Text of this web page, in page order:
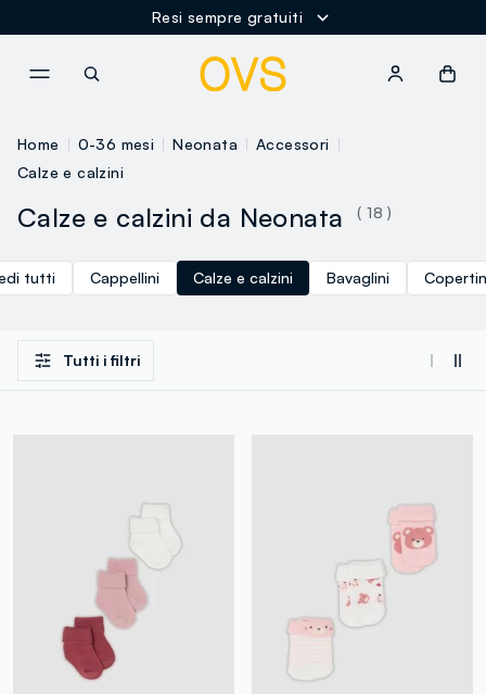
Resi sempre gratuiti
Home 0-36 mesi Neonata
Accessori
Calze e calzini
Calze e calzini da Neonata ( 18 )
tutti Cappellini Calze e calzini Bavaglini
Tutti i filtri